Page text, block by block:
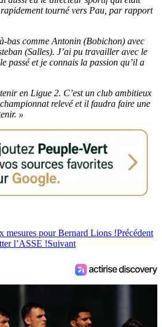
rapidement tourné vers Pau, par rapport
bas comme Antonin (Bobichon) avec
(Salles). J’ai pu travailler avec le
passé et je connais la passion qu’il a
en Ligue 2. C’est un club ambitieux
relevé et il faudra faire une
»
mesures pour Bernard Lions !Précédent
l’ASSE !Suivant